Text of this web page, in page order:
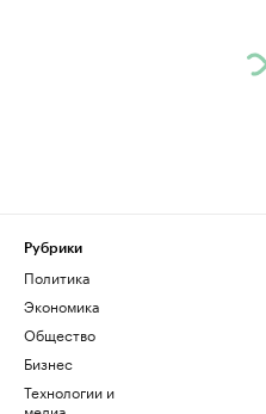
Рубрики
Политика
Экономика
Общество
Бизнес
Технологии и